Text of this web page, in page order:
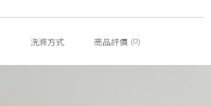
洗滌方式 商品評價 (0)